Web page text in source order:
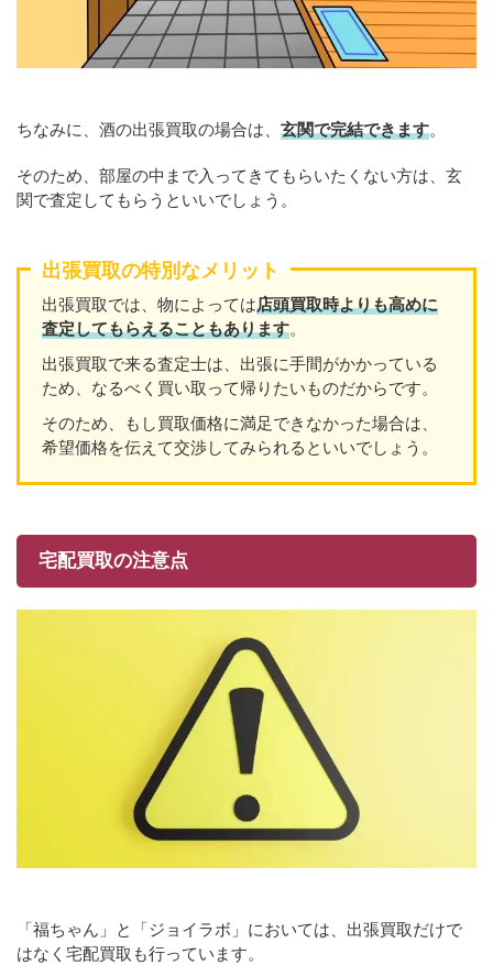
ちなみに、酒の出張買取の場合は、 玄関で完結できます。
そのため、部屋の中まで入ってきてもらいたくない方は、玄
関で査定してもらうといいでしょう。
出張買取の特別なメリット
出張買取では、物によっては店頭買取時よりも高めに
査定してもらえることもあります。
出張買取で来る査定士は、出張に手間がかかっている
ため、なるべく買い取って帰りたいものだからです。
そのため、もし買取価格に満足できなかった場合は、
希望価格を伝えて交渉してみられるといいでしょう。
宅配買取の注意点
「福ちゃん」と「ジョイラボ」においては、出張買取だけで
はなく宅配買取も行っています。